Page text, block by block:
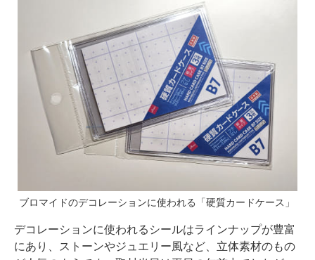
ブロマイドのデコレーションに使われる「硬質カードケース」
デコレーションに使われるシールはラインナップが豊富
にあり、ストーンやジュエリー風など、立体素材のもの